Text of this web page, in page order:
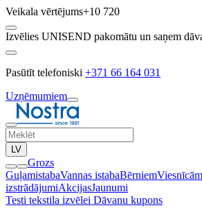
Veikala vērtējums+10 720
Izvēlies UNISEND pakomātu un saņem
Pasūtīt telefoniski +371 66 164 031
Uzņēmumiem
LV
Grozs
GuļamistabaVannas istabaBērniemViesnīcām
izstrādājumiAkcijasJaunumi
Testi tekstila izvēlei Dāvanu kupons